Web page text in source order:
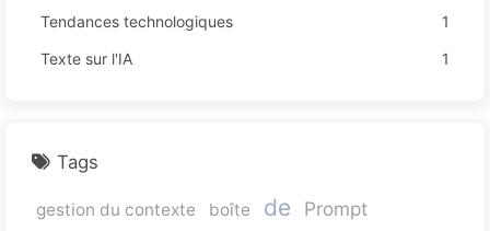
Tendances technologiques
1
Texte sur l'IA
1
Tags
gestion du contexte boîte de Prompt